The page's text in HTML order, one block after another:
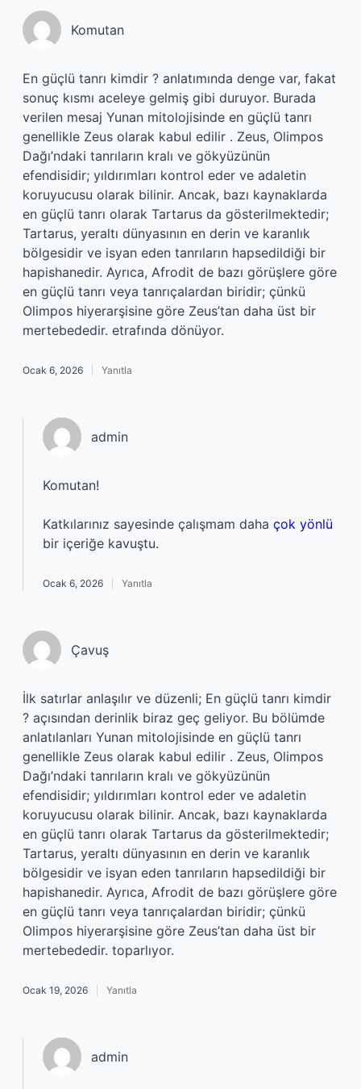
Komutan
En güçlü tanrı kimdir ? anlatımında denge var, fakat
sonuç kısmı aceleye gelmiş gibi duruyor. Burada
verilen mesaj Yunan mitolojisinde en güçlü tanrı
genellikle Zeus olarak kabul edilir . Zeus, Olimpos
Dağı’ndaki tanrıların kralı ve gökyüzünün
efendisidir; yıldırımları kontrol eder ve adaletin
koruyucusu olarak bilinir. Ancak, bazı kaynaklarda
en güçlü tanrı olarak Tartarus da gösterilmektedir;
Tartarus, yeraltı dünyasının en derin ve karanlık
bölgesidir ve isyan eden tanrıların hapsedildiği bir
hapishanedir. Ayrıca, Afrodit de bazı görüşlere göre
en güçlü tanrı veya tanrıçalardan biridir; çünkü
Olimpos hiyerarşisine göre Zeus’tan daha üst bir
mertebededir. etrafında dönüyor.
Ocak 6, 2026 Yanıtla
admin
Komutan!
Katkılarınız sayesinde çalışmam daha çok yönlü
bir içeriğe kavuştu.
Ocak 6, 2026 Yanıtla
Çavuş
İlk satırlar anlaşılır ve düzenli; En güçlü tanrı kimdir
? açısından derinlik biraz geç geliyor. Bu bölümde
anlatılanları Yunan mitolojisinde en güçlü tanrı
genellikle Zeus olarak kabul edilir . Zeus, Olimpos
Dağı’ndaki tanrıların kralı ve gökyüzünün
efendisidir; yıldırımları kontrol eder ve adaletin
koruyucusu olarak bilinir. Ancak, bazı kaynaklarda
en güçlü tanrı olarak Tartarus da gösterilmektedir;
Tartarus, yeraltı dünyasının en derin ve karanlık
bölgesidir ve isyan eden tanrıların hapsedildiği bir
hapishanedir. Ayrıca, Afrodit de bazı görüşlere göre
en güçlü tanrı veya tanrıçalardan biridir; çünkü
Olimpos hiyerarşisine göre Zeus’tan daha üst bir
mertebededir. toparlıyor.
Ocak 19, 2026 Yanıtla
admin